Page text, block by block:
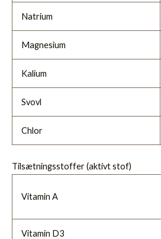
Natrium
Magnesium
Kalium
Svovl
Chlor
Tilsætningsstoffer (aktivt stof)
Vitamin A
Vitamin D3